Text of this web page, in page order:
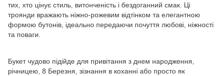
тих, хто цінує стиль, витонченість і бездоганний смак. Ці
троянди вражають ніжно-рожевим відтінком та елегантною
формою бутонів, ідеально передаючи почуття любові, ніжності
та поваги.
Букет чудово підійде для привітання з днем народження,
річницею, 8 Березня, зізнання в коханні або просто як